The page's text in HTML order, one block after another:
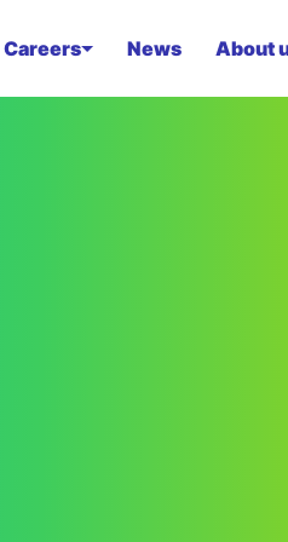
Careers News About